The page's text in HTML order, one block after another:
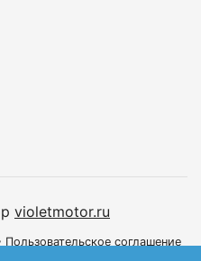
violetmotor.ru
Пользовательское соглашение